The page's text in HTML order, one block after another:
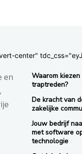
center"
en
Waarom
traptreden?
De kracht van
zakelijke
Jouw bedrijf
met software
technologie